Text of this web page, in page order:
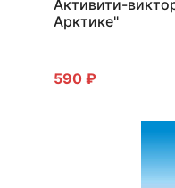
Активити-
Арктике"
590 ₽